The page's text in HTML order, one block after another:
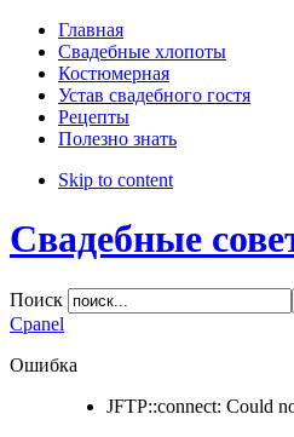
Главная
Свадебные хлопоты
Костюмерная
Устав свадебного гостя
Рецепты
Полезно знать
Skip to content
Свадебные
Поиск
Direction
LTR
RTL
Menu Style
Mega Menu
Dropline Menu
Split Menu
Apply
Reset
Cpanel
Ошибка
JFTP::connect: Could